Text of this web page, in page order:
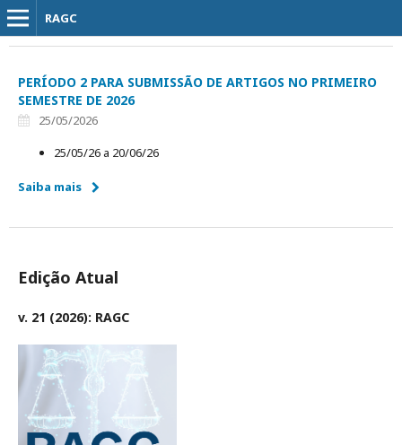
RAGC
PERÍODO 2 PARA SUBMISSÃO DE ARTIGOS NO PRIMEIRO
SEMESTRE DE 2026
25/05/2026
25/05/26 a 20/06/26
Saiba mais
Edição Atual
v. 21 (2026): RAGC